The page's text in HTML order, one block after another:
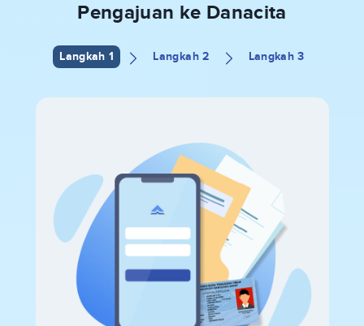
Pengajuan ke Danacita
Langkah 1 Langkah 2 Langkah 3